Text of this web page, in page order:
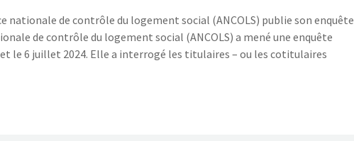
nationale de contrôle du logement social (ANCOLS) publie son enquête
de contrôle du logement social (ANCOLS) a mené une enquête
le 6 juillet 2024. Elle a interrogé les titulaires – ou les cotitulaires